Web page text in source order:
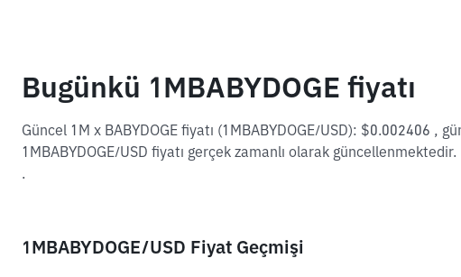
Bugünkü 1MBABYDOGE fiyatı
Güncel 1M x BABYDOGE fiyatı (1MBABYDOGE/USD): $0.002406
1MBABYDOGE/USD fiyatı gerçek zamanlı olarak
.
1MBABYDOGE/USD Fiyat Geçmişi